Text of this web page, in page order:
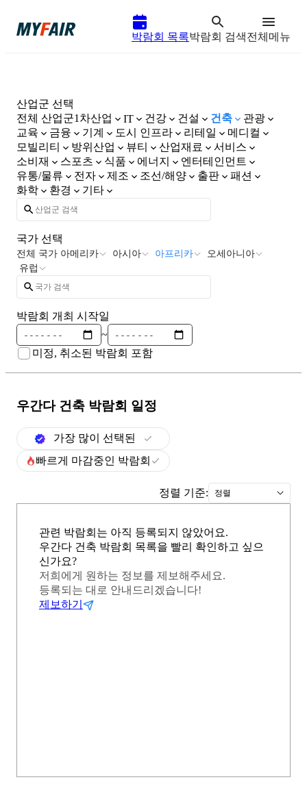
박람회 목록박람회 검색전체메뉴
산업군 선택
전체 산업군1차산업 IT 건강 건설 건축
관광
교육
금융 기계 도시 인프라 리테일
메디컬
모빌리티
방위산업 뷰티 산업재료
서비스
소비재
스포츠 식품 에너지
엔터테인먼트
유통/물류
전자 제조 조선/해양 출판
패션
화학
환경 기타
국가 선택
전체 국가 아메리카 아시아 아프리카
오세아니아
유럽
박람회 개최 시작일
~
미정, 취소된 박람회 포함
우간다 건축 박람회 일정
가장 많이 선택된
빠르게 마감중인 박람회
정렬 기준: 정렬
관련 박람회는 아직 등록되지 않았어요.
우간다 건축 박람회 목록을 빨리 확인하고 싶으
신가요?
저희에게 원하는 정보를 제보해주세요.
등록되는 대로 안내드리겠습니다!
제보하기